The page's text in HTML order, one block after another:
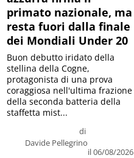
primato nazionale, ma
resta fuori dalla finale
dei Mondiali Under 20
di
Davide Pellegrino
il 06/08/2026
Buon debutto iridato della
stellina della Cogne,
protagonista di una prova
coraggiosa nell'ultima frazione
della seconda batteria della
staffetta mist...